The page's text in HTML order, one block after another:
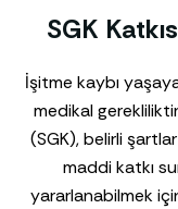
SGK
İşitme kaybı
medikal
(SGK), belirli şartlar
maddi katkı
yararlanabilmek